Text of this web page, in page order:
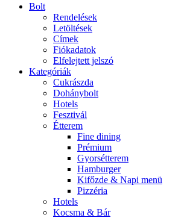
Bolt
Rendelések
Letöltések
Címek
Fiókadatok
Elfelejtett jelszó
Kategóriák
Cukrászda
Dohánybolt
Hotels
Fesztivál
Étterem
Fine dining
Prémium
Gyorsétterem
Hamburger
Kifőzde & Napi menü
Pizzéria
Hotels
Kocsma & Bár